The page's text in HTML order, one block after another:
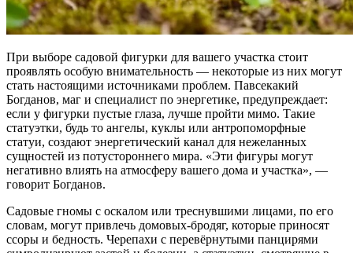
При выборе садовой фигурки для вашего участка стоит
проявлять особую внимательность — некоторые из них могут
стать настоящими источниками проблем. Павсекакий
Богданов, маг и специалист по энергетике, предупреждает:
если у фигурки пустые глаза, лучше пройти мимо. Такие
статуэтки, будь то ангелы, куклы или антропоморфные
статуи, создают энергетический канал для нежеланных
сущностей из потустороннего мира. «Эти фигуры могут
негативно влиять на атмосферу вашего дома и участка», —
говорит Богданов.
Садовые гномы с оскалом или треснувшими лицами, по его
словам, могут привлечь домовых-бродяг, которые приносят
ссоры и бедность. Черепахи с перевёрнутыми панцирями